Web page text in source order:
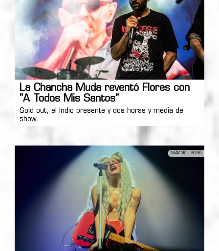
La Chancha Muda reventó Flores con
"A Todos Mis Santos"
Sold out, el Indio presente y dos horas y media de
show.
MAY 30, 2026